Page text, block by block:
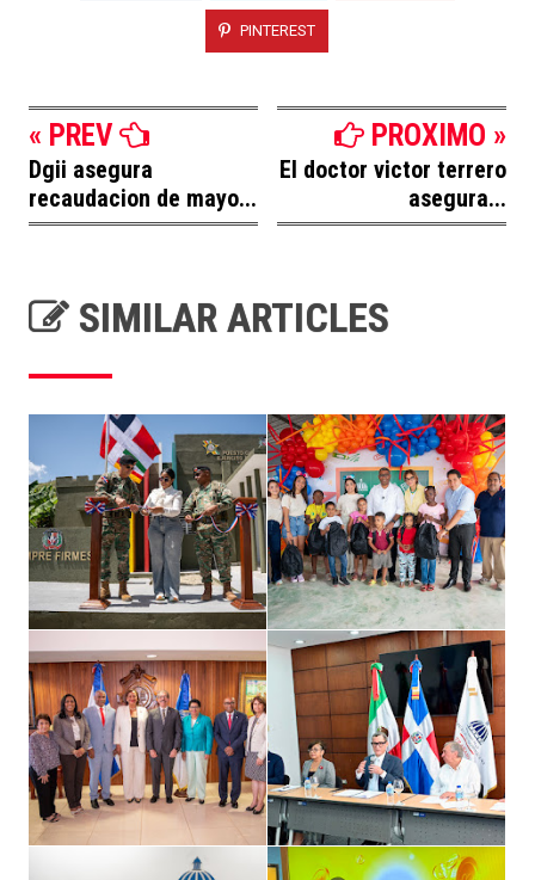
PINTEREST
« PREV
Dgii asegura
recaudacion de mayo...
PROXIMO »
El doctor victor terrero
asegura...
SIMILAR ARTICLES